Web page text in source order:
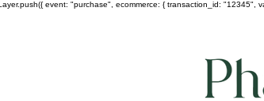
event: "purchase", ecommerce: { transaction_id: